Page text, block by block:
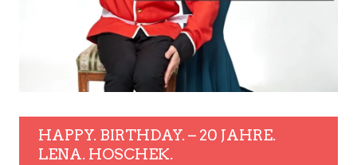
HAPPY. BIRTHDAY. – 20 JAHRE.
LENA. HOSCHEK.